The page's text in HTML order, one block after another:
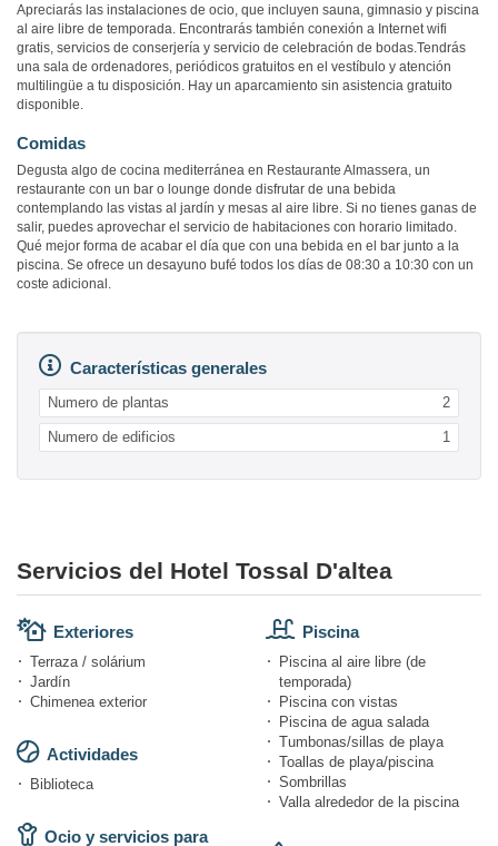
Apreciarás las instalaciones de ocio, que incluyen sauna, gimnasio y piscina
al aire libre de temporada. Encontrarás también conexión a Internet wifi
gratis, servicios de conserjería y servicio de celebración de bodas.Tendrás
una sala de ordenadores, periódicos gratuitos en el vestíbulo y atención
multilingüe a tu disposición. Hay un aparcamiento sin asistencia gratuito
disponible.
Comidas
Degusta algo de cocina mediterránea en Restaurante Almassera, un
restaurante con un bar o lounge donde disfrutar de una bebida
contemplando las vistas al jardín y mesas al aire libre. Si no tienes ganas de
salir, puedes aprovechar el servicio de habitaciones con horario limitado.
Qué mejor forma de acabar el día que con una bebida en el bar junto a la
piscina. Se ofrece un desayuno bufé todos los días de 08:30 a 10:30 con un
coste adicional.
Características generales
Numero de plantas 2
Numero de edificios 1
Servicios del Hotel Tossal D'altea
Exteriores
Terraza / solárium
Jardín
Chimenea exterior
Actividades
Biblioteca
Ocio y servicios para
Piscina
Piscina al aire libre (de
temporada)
Piscina con vistas
Piscina de agua salada
Tumbonas/sillas de playa
Toallas de playa/piscina
Sombrillas
Valla alrededor de la piscina